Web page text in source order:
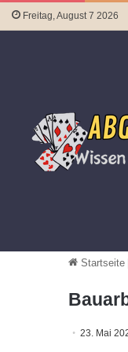
Freitag, August 7 2026
Startseite
23. Mai